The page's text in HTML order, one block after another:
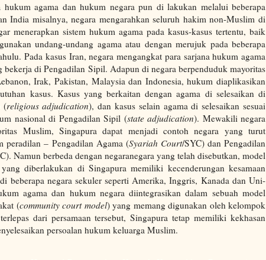
hukum agama dan hukum negara pun di lakukan melalui beberapa
India misalnya, negara mengarahkan seluruh hakim non-Muslim di
menerapkan sistem hukum agama pada kasus-kasus tertentu, baik
undang-undang agama atau dengan merujuk pada beberapa
Pada kasus Iran, negara mengangkat para sarjana hukum agama
bekerja di Pengadilan Sipil. Adapun di negara berpenduduk mayoritas
Irak, Pakistan, Malaysia dan Indonesia, hukum diaplikasikan
kasus. Kasus yang berkaitan dengan agama di selesaikan di
(religious adjudication), dan kasus selain agama di selesaikan sesuai
nasional di Pengadilan Sipil (state adjudication). Mewakili negara
Muslim, Singapura dapat menjadi contoh negara yang turut
peradilan – Pengadilan Agama (Syariah Court/SYC) dan Pengadilan
Namun berbeda dengan negaranegara yang telah disebutkan, model
diberlakukan di Singapura memiliki kecenderungan kesamaan
beberapa negara sekuler seperti Amerika, Inggris, Kanada dan Uni-
agama dan hukum negara diintegrasikan dalam sebuah model
(community court model) yang memang digunakan oleh kelompok
dari persamaan tersebut, Singapura tetap memiliki kekhasan
persoalan hukum keluarga Muslim.